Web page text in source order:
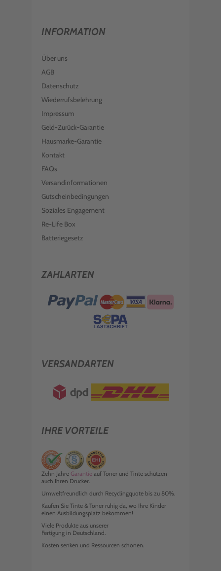
INFORMATION
Über uns
AGB
Datenschutz
Wiederrufsbelehrung
Impressum
Geld-Zurück-Garantie
Hausmarke-Garantie
Kontakt
FAQs
Versandinformationen
Gutscheinbedingungen
Soziales Engagement
Re-Life Box
Batteriegesetz
ZAHLARTEN
VERSANDARTEN
IHRE VORTEILE
Zehn Jahre Garantie auf Toner und Tinte schützen
auch Ihren Drucker.
Umweltfreundlich durch Recyclingquote bis zu 80%.
Kaufen Sie Tinte & Toner ruhig da, wo Ihre Kinder
einen Ausbildungsplatz bekommen!
Viele Produkte aus unserer
Fertigung in Deutschland.
Kosten senken und Ressourcen schonen.